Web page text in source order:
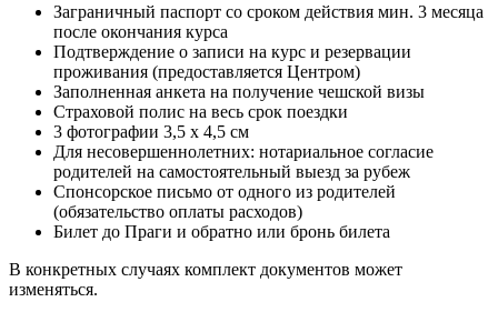
Заграничный паспорт со сроком действия мин. 3 месяца
после окончания курса
Подтверждение о записи на курс и резервации
проживания (предоставляется Центром)
Заполненная анкета на получение чешской визы
Страховой полис на весь срок поездки
3 фотографии 3,5 х 4,5 см
Для несовершеннолетних: нотариальное согласие
родителей на самостоятельный выезд за рубеж
Спонсорское письмо от одного из родителей
(обязательство оплаты расходов)
Билет до Праги и обратно или бронь билета
В конкретных случаях комплект документов может
изменяться.